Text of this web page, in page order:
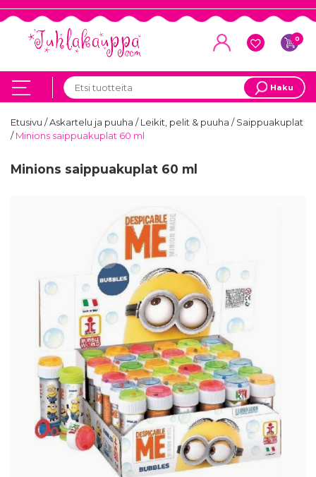
0
Haku
Etusivu /Askartelu ja puuha /Leikit, pelit & puuha /Saippuakuplat
/Minions saippuakuplat 60 ml
Minions saippuakuplat 60 ml